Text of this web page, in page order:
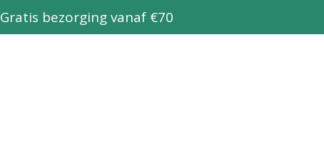
Gratis bezorging vanaf €70